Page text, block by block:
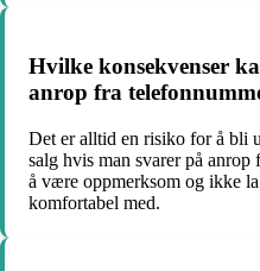
Hvilke konsekvenser
anrop fra
Det er alltid en risiko for å bli
salg hvis man svarer på
å være oppmerksom og ikke
komfortabel med.